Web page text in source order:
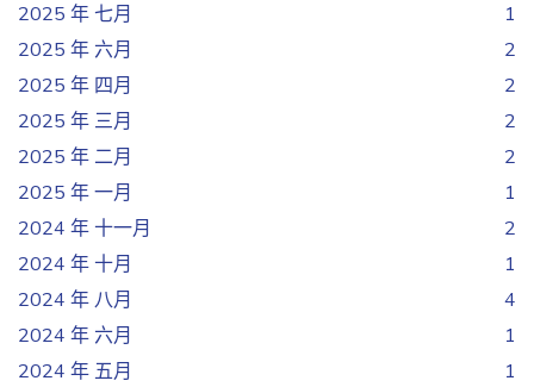
2025 年 七月
1
2025 年 六月
2
2025 年 四月
2
2025 年 三月
2
2025 年 二月
2
2025 年 一月
1
2024 年 十一月
2
2024 年 十月
1
2024 年 八月
4
2024 年 六月
1
2024 年 五月
1